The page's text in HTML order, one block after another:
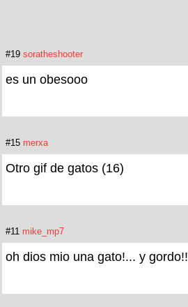
#19 soratheshooter
es un obesooo
#15 merxa
Otro gif de gatos (16)
#11 mike_mp7
oh dios mio una gato!... y gordo!!